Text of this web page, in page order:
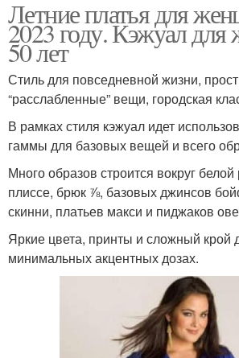
Летние платья для
2023 году. Кэжуал
50 лет
Стиль для повседневной жизни,
“расслабленные” вещи, городская
В рамках стиля кэжуал идет
гаммы для базовых вещей и всего
Много образов строится вокруг
плиссе, брюк ⅞, базовых джинсов
скинни, платьев макси и пиджаков
Яркие цвета, принты и сложный крой
минимальных акцентных дозах.